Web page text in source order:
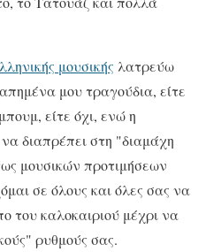
μουσικής λατρεύω
μου τραγούδια, είτε
είτε όχι, ενώ η
να διαπρέπει στη "διαμάχη
μουσικών προτιμήσεων
σε όλους και όλες σας να
του καλοκαιριού μέχρι να
ρυθμούς σας.